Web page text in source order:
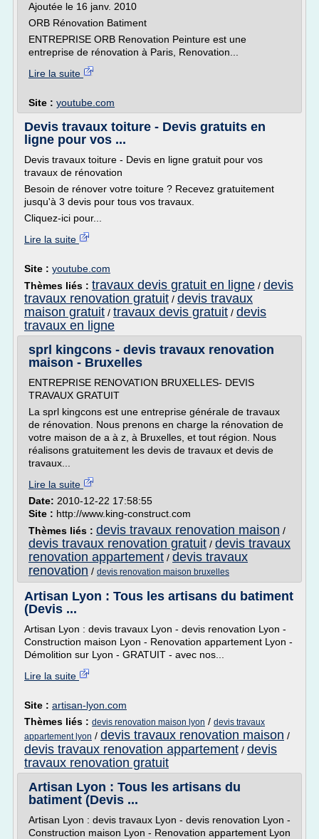
Ajoutée le 16 janv. 2010
ORB Rénovation Batiment
ENTREPRISE ORB Renovation Peinture est une
entreprise de rénovation à Paris, Renovation...
Lire la suite
Site : youtube.com
Devis travaux toiture - Devis gratuits en
ligne pour vos ...
Devis travaux toiture - Devis en ligne gratuit pour vos
travaux de rénovation
Besoin de rénover votre toiture ? Recevez gratuitement
jusqu'à 3 devis pour tous vos travaux.
Cliquez-ici pour...
Lire la suite
Site : youtube.com
Thèmes liés : travaux devis gratuit en ligne / devis
travaux renovation gratuit / devis travaux
maison gratuit / travaux devis gratuit / devis
travaux en ligne
sprl kingcons - devis travaux renovation
maison - Bruxelles
ENTREPRISE RENOVATION BRUXELLES- DEVIS
TRAVAUX GRATUIT
La sprl kingcons est une entreprise générale de travaux
de rénovation. Nous prenons en charge la rénovation de
votre maison de a à z, à Bruxelles, et tout région. Nous
réalisons gratuitement les devis de travaux et devis de
travaux...
Lire la suite
Date: 2010-12-22 17:58:55
Site : http://www.king-construct.com
Thèmes liés : devis travaux renovation maison /
devis travaux renovation gratuit / devis travaux
renovation appartement / devis travaux
renovation / devis renovation maison bruxelles
Artisan Lyon : Tous les artisans du batiment
(Devis ...
Artisan Lyon : devis travaux Lyon - devis renovation Lyon -
Construction maison Lyon - Renovation appartement Lyon -
Démolition sur Lyon - GRATUIT - avec nos...
Lire la suite
Site : artisan-lyon.com
Thèmes liés : devis renovation maison lyon / devis travaux
appartement lyon / devis travaux renovation maison /
devis travaux renovation appartement / devis
travaux renovation gratuit
Artisan Lyon : Tous les artisans du
batiment (Devis ...
Artisan Lyon : devis travaux Lyon - devis renovation Lyon -
Construction maison Lyon - Renovation appartement Lyon